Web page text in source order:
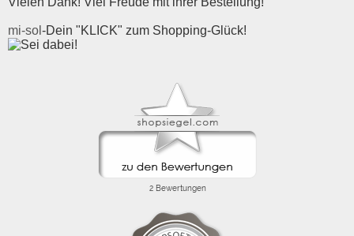
mi-sol -Dein "KLICK" zum Shopping-Glück!